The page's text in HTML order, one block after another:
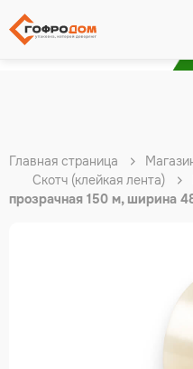
Главная страница
Скотч (клейкая лента)
прозрачная 150 м, ширина